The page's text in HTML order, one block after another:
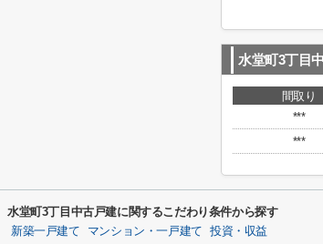
水堂町3丁目
間取り
***
***
水堂町3丁目中古戸建に関するこだわり条件から探す
新築一戸建て マンション・一戸建て 投資・収益